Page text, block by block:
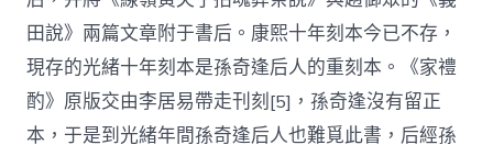
田說》兩篇文章附于書后。康熙十年刻本今已不存，
現存的光緒十年刻本是孫奇逢后人的重刻本。《家禮
酌》原版交由李居易帶走刊刻[5]，孫奇逢沒有留正
本，于是到光緒年間孫奇逢后人也難覓此書，后經孫